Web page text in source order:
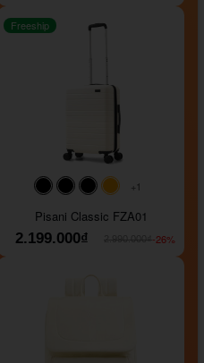
#000000#000000#000000
+1
Freeship
Pisani Classic FZA01
2.199.000₫
-26%